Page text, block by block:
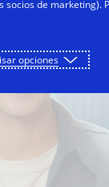
de marketing).
opciones